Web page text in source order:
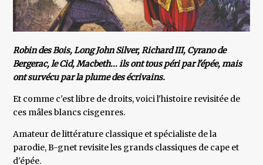
Robin des Bois, Long John Silver, Richard III, Cyrano de
Bergerac, le Cid, Macbeth... ils ont tous péri par l'épée, mais
ont survécu par la plume des écrivains.
Et comme c'est libre de droits, voici l'histoire revisitée de
ces mâles blancs cisgenres.
Amateur de littérature classique et spécialiste de la
parodie, B-gnet revisite les grands classiques de cape et
d'épée.